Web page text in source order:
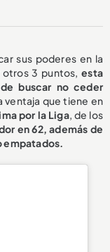
sus poderes en la
otros 3 puntos,esta
buscar no ceder
ventaja que tiene en
por la Liga, de los
en 62, además de
empatados.